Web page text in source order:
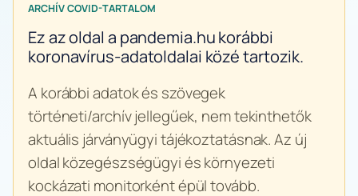
ARCHÍV COVID-TARTALOM
Ez az oldal a pandemia.hu korábbi
koronavírus-adatoldalai közé tartozik.
A korábbi adatok és szövegek
történeti/archív jellegűek, nem tekinthetők
aktuális járványügyi tájékoztatásnak. Az új
oldal közegészségügyi és környezeti
kockázati monitorként épül tovább.